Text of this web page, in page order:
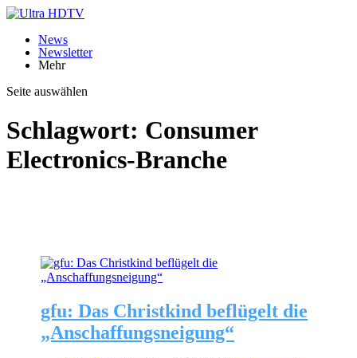
News
Newsletter
Mehr
Seite auswählen
Schlagwort: Consumer
Electronics-Branche
gfu: Das Christkind beflügelt die
„Anschaffungsneigung“